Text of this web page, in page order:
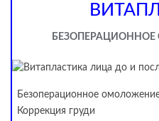
Безоперационное
Коррекция груди